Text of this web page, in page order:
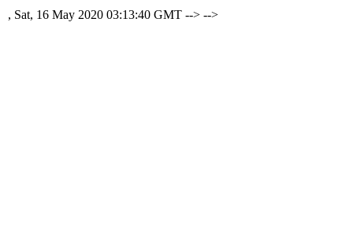
, Sat, 16 May 2020 03:13:40 GMT --> -->